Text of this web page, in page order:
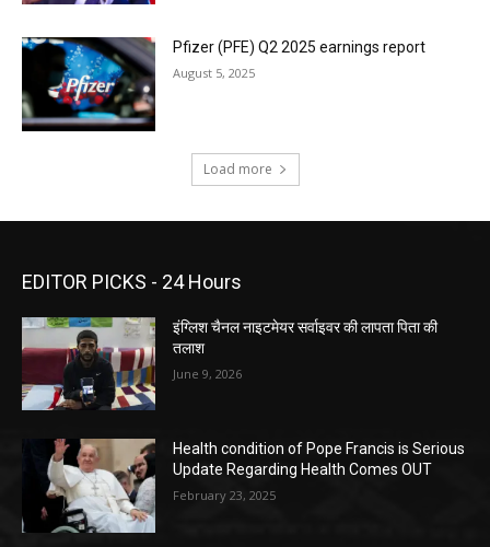
Pfizer (PFE) Q2 2025 earnings report
August 5, 2025
Load more
EDITOR PICKS - 24 Hours
इंग्लिश चैनल नाइटमेयर सर्वाइवर की लापता पिता की
तलाश
June 9, 2026
Health condition of Pope Francis is Serious
Update Regarding Health Comes OUT
February 23, 2025